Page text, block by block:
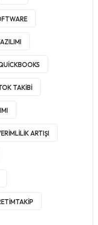
TAKIBI
ARTIŞI